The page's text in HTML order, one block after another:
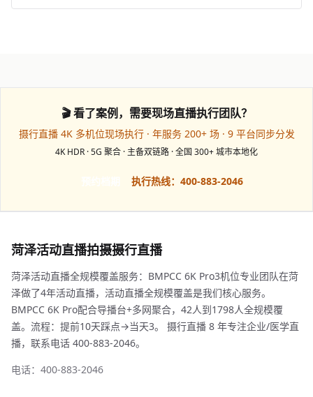
🎬 看了案例，需要现场直播执行团队？
摄行直播 4K 多机位现场执行 · 年服务 200+ 场 · 9 平台同步分发
4K HDR · 5G 聚合 · 主备双链路 · 全国 300+ 城市本地化
执行热线：400-883-2046
菏泽活动直播拍摄摄行直播
菏泽活动直播全规模覆盖服务：BMPCC 6K Pro3机位专业团队在菏
泽做了4年活动直播，活动直播全规模覆盖是我们核心服务。
BMPCC 6K Pro配合导播台+多网聚合，42人到1798人全规模覆
盖。流程：提前10天踩点→当天3。 摄行直播 8 年专注企业/医学直
播，联系电话 400-883-2046。
电话：400-883-2046